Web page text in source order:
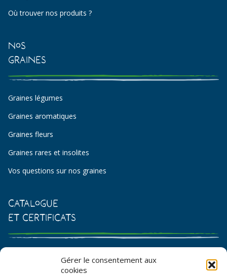
Gérer le consentement aux
cookies
Où trouver nos produits ?
Nos
Graines
Graines légumes
Graines aromatiques
Graines fleurs
Graines rares et insolites
Vos questions sur nos graines
Catalogue
et certificats
Catalogue de graines et semences